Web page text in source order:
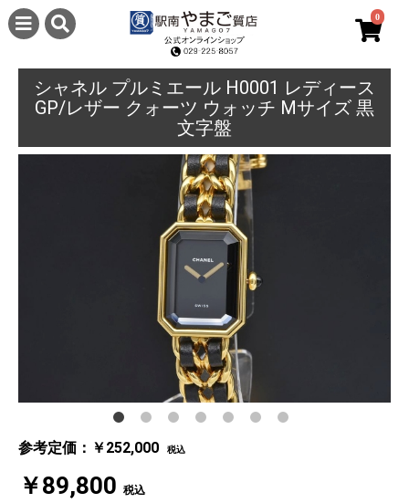
0
シャネル プルミエール H0001 レディース
GP/レザー クォーツ ウォッチ Mサイズ 黒
文字盤
参考定価：￥252,000 税込
￥89,800 税込